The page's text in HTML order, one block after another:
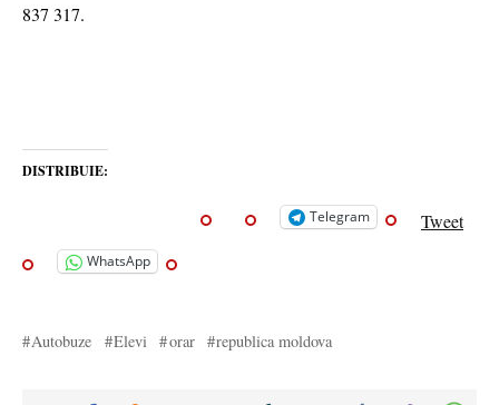
837 317.
DISTRIBUIE:
Telegram Tweet
WhatsApp
Autobuze Elevi orar republica moldova